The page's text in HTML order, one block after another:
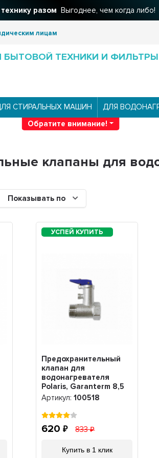
разом Выгоднее, чем когда либо!
домаРешения для очистки воды
лицам
БЫТОВОЙ ТЕХНИКИ И
СТИРАЛЬНЫХ МАШИН ДЛЯ
Обратите внимание!
клапаны для
Показывать по
Предохранительный
клапан для
водонагревателя
Polaris, Garanterm 8,5
бар 1/2, 100518
Артикул:100518
620 833
Купить в 1 клик